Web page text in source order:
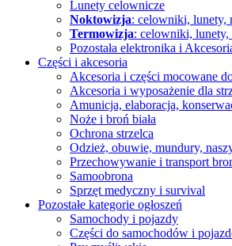
Lunety celownicze
Noktowizja: celowniki, lunety,
Termowizja: celowniki,
Pozostała elektronika i
Części i akcesoria
Akcesoria i części mocowane
Akcesoria i wyposażenie dla
Amunicja, elaboracja,
Noże i broń biała
Ochrona strzelca
Odzież, obuwie, mundury,
Przechowywanie i transport
Samoobrona
Sprzęt medyczny i survival
Pozostałe kategorie ogłoszeń
Samochody i pojazdy
Części do samochodów i